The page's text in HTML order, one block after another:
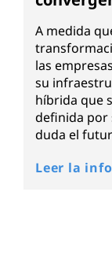
A medida
las
su
híbrida que
definida por
duda el
Leer la